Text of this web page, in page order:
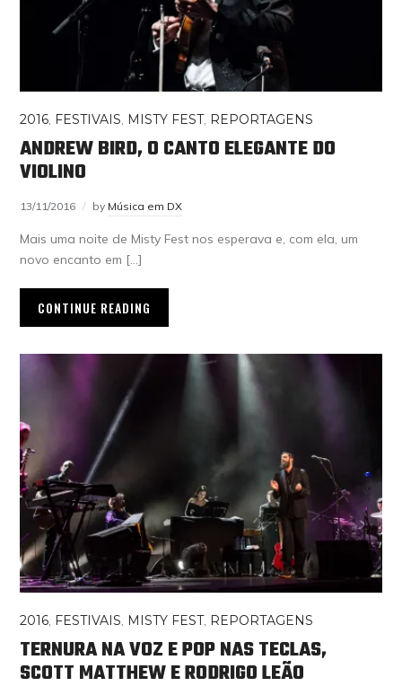
2016, FESTIVAIS, MISTY FEST, REPORTAGENS
ANDREW BIRD, O CANTO ELEGANTE DO
VIOLINO
13/11/2016 by Música em DX
Mais uma noite de Misty Fest nos esperava e, com ela, um
novo encanto em […]
CONTINUE READING
2016 FESTIVAIS MISTY FEST, REPORTAGENS
TERNURA NA VOZ E POP NAS TECLAS,
SCOTT MATTHEW E RODRIGO LEÃO